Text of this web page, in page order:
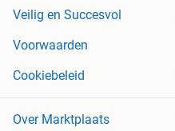
Veilig en Succesvol
Voorwaarden
Cookiebeleid
Over Marktplaats